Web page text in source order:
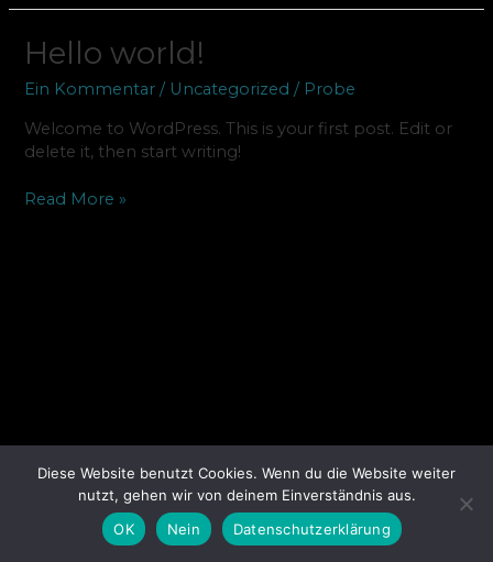
Hello world!
Ein Kommentar / Uncategorized / Probe
Welcome to WordPress. This is your first post. Edit or
delete it, then start writing!
Hello
world!
Read More »
Diese Website benutzt Cookies. Wenn du die Website weiter
nutzt, gehen wir von deinem Einverständnis aus.
OK
Nein Datenschutzerklärung